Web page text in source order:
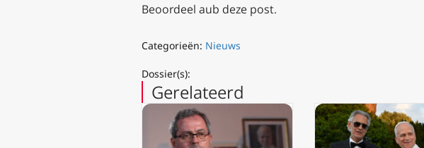
Beoordeel aub deze post.
Categorieën: Nieuws
Dossier(s):
Gerelateerd